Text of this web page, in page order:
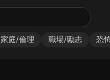
家庭/倫理 職場/勵志 恐